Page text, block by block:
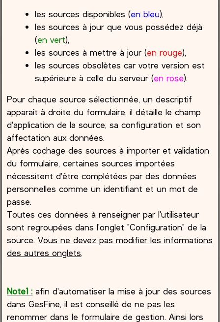
les sources disponibles (en bleu),
les sources à jour que vous possédez déjà
(en vert),
les sources à mettre à jour (en rouge),
les sources obsolètes car votre version est
supérieure à celle du serveur (en rose).
Pour chaque source sélectionnée, un descriptif
apparaît à droite du formulaire, il détaille le champ
d'application de la source, sa configuration et son
affectation aux données.
Après cochage des sources à importer et validation
du formulaire, certaines sources importées
nécessitent d'être complétées par des données
personnelles comme un identifiant et un mot de
passe.
Toutes ces données à renseigner par l'utilisateur
sont regroupées dans l'onglet "Configuration" de la
source.Vous ne devez pas modifier les informations
des autres onglets.
Note1 : afin d'automatiser la mise à jour des sources
dans GesFine, il est conseillé de ne pas les
renommer dans le formulaire de gestion. Ainsi lors